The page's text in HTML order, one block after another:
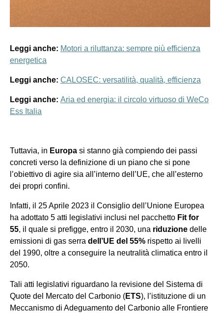
Leggi anche: Motori a riluttanza: sempre più efficienza
energetica
Leggi anche: CALOSEC: versatilità, qualità, efficienza
Leggi anche: Aria ed energia: il circolo virtuoso di WeCo
Ess Italia
Tuttavia, in Europa si stanno già compiendo dei passi
concreti verso la definizione di un piano che si pone
l’obiettivo di agire sia all’interno dell’UE, che all’esterno
dei propri confini.
Infatti, il 25 Aprile 2023 il Consiglio dell’Unione Europea
ha adottato 5 atti legislativi inclusi nel pacchetto Fit for
55, il quale si prefigge, entro il 2030, una riduzione del le
emissioni di gas serra dell’UE del 55% rispetto ai livelli
del 1990, oltre a conseguire la neutralità climatica entro il
2050.
Tali atti legislativi riguardano la revisione del Sistema di
Quote del Mercato del Carbonio (ETS), l’istituzione di un
Meccanismo di Adeguamento del Carbonio alle Frontiere